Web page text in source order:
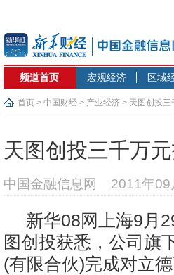
频道首页 宏观经济 区域
首页 > 中国财经 > 产业经济 > 天图创投三
天图创投三千万
中国金融信息网 2011年09
新华08网上海9月
图创投获悉，公司旗
(有限合伙)完成对立